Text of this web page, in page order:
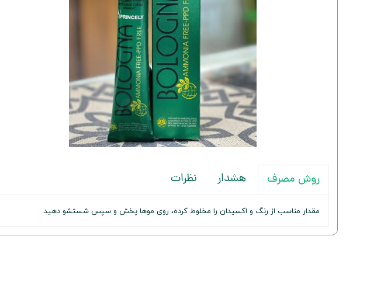
روش مصرف هشدار نظرات
مقدار مناسب از رنگ و اکسیدان را مخلوط کرده، روی موها پخش و سپس شستشو دهید.